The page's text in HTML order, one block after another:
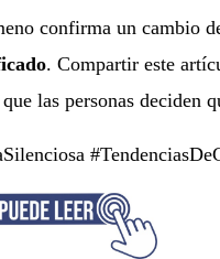
confirma un cambio
. Compartir este
las personas deciden